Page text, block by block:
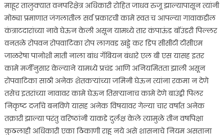
माहूर तालुक्यात वनपरिक्षेत्र अधिकारी रोहित जाधव रुजू झाल्यापासून त्यांनी
मोठ्या प्रमाणात जंगलातील सर्व प्रकारची कामे स्वतःच आपल्या गावाकडील
कंत्राटदारांच्या नावे घेऊन केली असून यामध्ये तार कंपाऊंड बॉउंडरी पिल्लर
वनतळे रोपवन रोपवाटिका रोप लागवड खड्डे कर डिप सीसीटी टीसीएम
जाळरेषा पानोशी माती नाला बांध गॅबियन बंधारे एल बी एस यासह इतर
कामे मर्जीनुसार केल्याने यामध्ये प्रचंड आणि अनियमितता झाली असून
रोपवाटिका साठी अनेक शेतकऱ्यांच्या जमिनी घेऊन त्यांना रकमा न देणे
तसेच इतरांच्या नावावर कामे घेऊन तिसऱ्यानाच कामे देणे बाउंड्री पिलर
निकृष्ट दर्जाचे बनविणे यासह अनेक विषयावर गेल्या चार वर्षात अनेक
तक्रारी झाल्या परंतु वरिष्ठांनी याकडे दुर्लक्ष केले त्यामुळे तीन वर्षापेक्षा
कुठलाही अधिकारी एका ठिकाणी राहू नये असे शासनाचे नियम असताना